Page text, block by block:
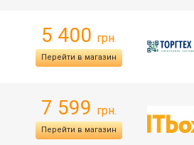
5 400 грн.
Перейти в магазин
7 599 грн.
Перейти в магазин